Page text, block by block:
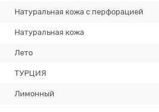
Натуральная кожа с перфорацией
Натуральная кожа
Лето
ТУРЦИЯ
Лимонный